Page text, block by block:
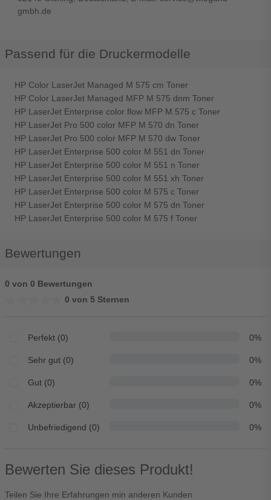
gmbh.de
Passend für die Druckermodelle
HP Color LaserJet Managed M 575 cm Toner
HP Color LaserJet Managed MFP M 575 dnm Toner
HP LaserJet Enterprise color flow MFP M 575 c Toner
HP LaserJet Pro 500 color MFP M 570 dn Toner
HP LaserJet Pro 500 color MFP M 570 dw Toner
HP LaserJet Enterprise 500 color M 551 dn Toner
HP LaserJet Enterprise 500 color M 551 n Toner
HP LaserJet Enterprise 500 color M 551 xh Toner
HP LaserJet Enterprise 500 color M 575 c Toner
HP LaserJet Enterprise 500 color M 575 dn Toner
HP LaserJet Enterprise 500 color M 575 f Toner
Bewertungen
0 von 0 Bewertungen
0 von 5 Sternen
Perfekt (0) 0%
Sehr gut (0) 0%
Gut (0) 0%
Akzeptierbar (0) 0%
Unbefriedigend (0) 0%
Bewerten Sie dieses Produkt!
Teilen Sie Ihre Erfahrungen min anderen Kunden